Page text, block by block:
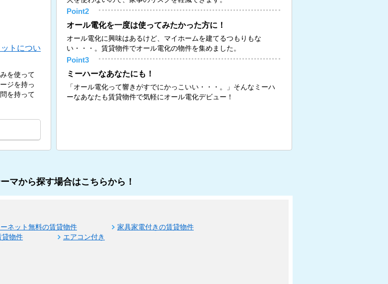
トについ
を使って
ジを持っ
を持って
Point2
オール電化を一度は使ってみたかった方に！
オール電化に興味はあるけど、マイホームを建てるつもりもな
い・・・。賃貸物件でオール電化の物件を集めました。
Point3
ミーハーなあなたにも！
「オール電化って響きがすでにかっこいい・・・。」そんなミーハ
ーなあなたも賃貸物件で気軽にオール電化デビュー！
マから探す場合はこちらから！
ネット無料の賃貸物件
家具家電付きの賃貸物件
貸物件 エアコン付き